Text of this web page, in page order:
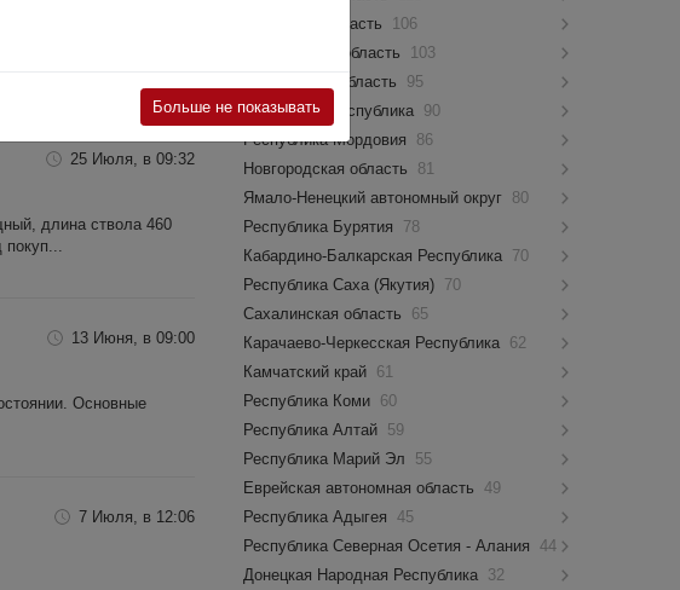
отличном состоянии с
деталь...
25 Июля, в 09:32
длина ствола 460
покуп...
13 Июня, в 09:00
Основные
7 Июля, в 12:06
Больше не показывать
Псковская область
106
Костромская область
103
Мурманская область
95
Чувашская Республика 90
Республика Мордовия
86
Новгородская область
81
Ямало-Ненецкий автономный округ 80
Республика Бурятия
78
Кабардино-Балкарская Республика 70
Республика Саха (Якутия) 70
Сахалинская область
65
Карачаево-Черкесская Республика 62
Камчатский край 61
Республика Коми 60
Республика Алтай 59
Республика Марий Эл
55
Еврейская автономная область
49
Республика Адыгея
45
Республика Северная Осетия - Алания
44
Донецкая Народная Республика 32